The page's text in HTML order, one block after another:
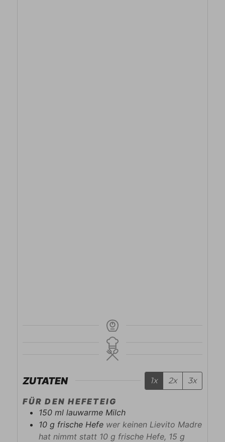
ZUTATEN 1x 2x 3x
FÜR DEN HEFETEIG
150 ml lauwarme Milch
10 g frische Hefe wer keinen Lievito Madre
hat nimmt statt 10 g frische Hefe, 15 g